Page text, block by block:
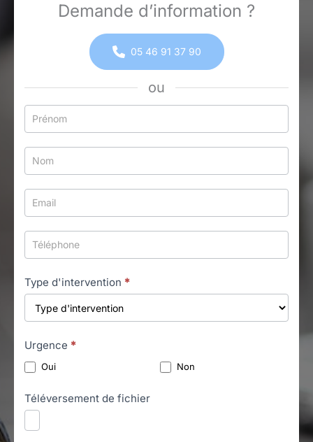
Demande d’information ?
05 46 91 37 90
ou
Formulaire
simple
avec
téléphone
Type d'intervention *
Urgence *
Oui Non
Téléversement de fichier